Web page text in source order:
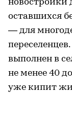
новостройки
оставшихся
— для
выполнен в
не менее 40
уже кипит